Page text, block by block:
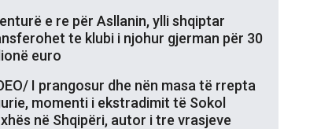
e re për Asllanin, ylli shqiptar
te klubi i njohur gjerman për 30
euro
I prangosur dhe nën masa të rrepta
momenti i ekstradimit të Sokol
në Shqipëri, autor i tre vrasjeve